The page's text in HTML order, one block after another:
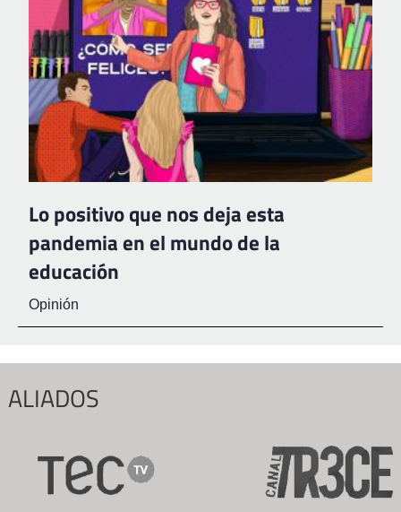
Lo positivo que nos deja esta
pandemia en el mundo de la
educación
Opinión
ALIADOS